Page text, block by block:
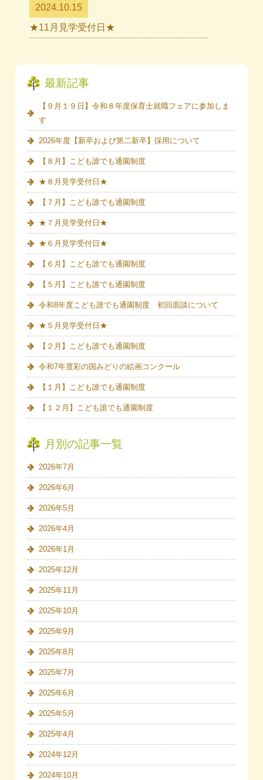
2024.10.15
★11月見学受付日★
最新記事
【９月１９日】令和８年度保育士就職フェアに参加しま
す
2026年度【新卒および第二新卒】採用について
【８月】こども誰でも通園制度
★８月見学受付日★
【７月】こども誰でも通園制度
★７月見学受付日★
★６月見学受付日★
【６月】こども誰でも通園制度
【５月】こども誰でも通園制度
令和8年度こども誰でも通園制度 初回面談について
★５月見学受付日★
【２月】こども誰でも通園制度
令和7年度彩の国みどりの絵画コンクール
【１月】こども誰でも通園制度
【１２月】こども誰でも通園制度
月別の記事一覧
2026年7月
2026年6月
2026年5月
2026年4月
2026年1月
2025年12月
2025年11月
2025年10月
2025年9月
2025年8月
2025年7月
2025年6月
2025年5月
2025年4月
2024年12月
2024年10月